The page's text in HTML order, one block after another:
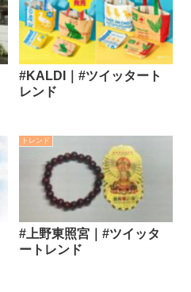
#KALDI｜#ツイッタート
レンド
トレンド
#上野東照宮｜#ツイッタ
ートレンド